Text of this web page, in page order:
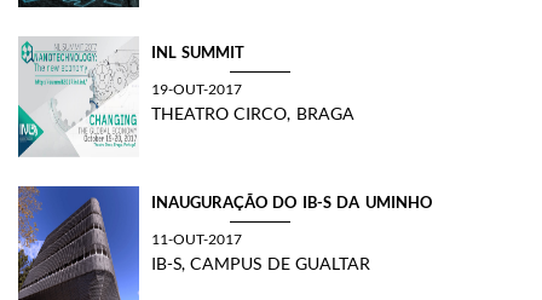
INL SUMMIT
19-OUT-2017
THEATRO CIRCO, BRAGA
INAUGURAÇÃO DO IB-S DA UMINHO
11-OUT-2017
IB-S, CAMPUS DE GUALTAR